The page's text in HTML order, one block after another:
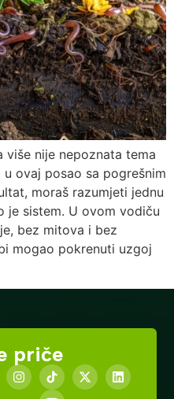
nije nepoznata tema
ovaj posao sa pogrešnim
moraš razumjeti jednu
sistem. U ovom vodiču
bez mitova i bez
mogao pokrenuti uzgoj
priče